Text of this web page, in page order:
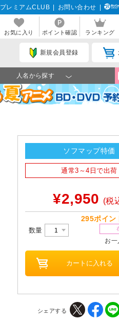
プレミアムCLUB お問い合わせ
お気に入り ポイント確認 ランキング
新規会員登録
人名から探す
ソフマップ特価
通常3～4日で出荷
¥2,950 (税
295ポイン
数量
お
シェアする